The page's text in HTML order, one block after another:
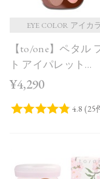
EYE COLOR アイカ
【to/one】ペタル
ト アイパレット
［EX11,EX12］＜限
¥4,290